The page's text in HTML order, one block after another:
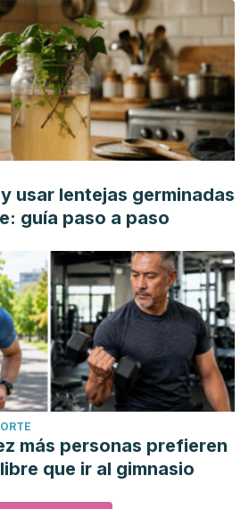
usar lentejas germinadas
guía paso a paso
más personas prefieren
que ir al gimnasio